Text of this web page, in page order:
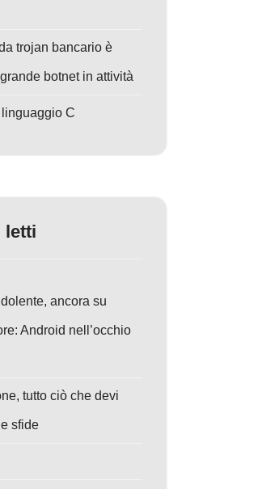
trojan bancario è
botnet in attività
C
letti
ancora su
Android nell’occhio
tutto ciò che devi
sfide